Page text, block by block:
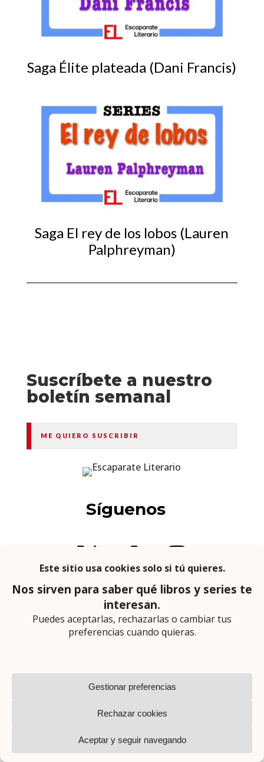
Saga Élite plateada (Dani Francis)
Saga El rey de los lobos (Lauren
Palphreyman)
Suscríbete a nuestro
boletín semanal
ME QUIERO SUSCRIBIR
Síguenos
© Escaparate Literario 2018-2026
privacidad
En calidad de afiliado de Amazon obtengo
ingresos por las compras adscritas que
cumplen los requisitos aplicables